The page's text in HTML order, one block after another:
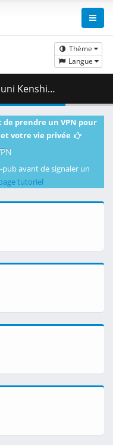
Thème
Langue
( 258.43 MB )
prendre un VPN pour
votre vie privée
avant de signaler un
tutoriel